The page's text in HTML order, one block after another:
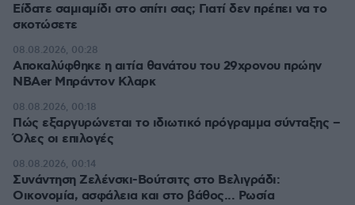
Είδατε σαμιαμίδι στο σπίτι σας; Γιατί δεν πρέπει να το
σκοτώσετε
Αποκαλύφθηκε η αιτία θανάτου του 29χρονου πρώην
NBAer Μπράντον Κλαρκ
08.08.2026, 00:28
Πώς εξαργυρώνεται το ιδιωτικό πρόγραμμα σύνταξης –
Όλες οι επιλογές
08.08.2026, 00:18
Συνάντηση Ζελένσκι-Βούτσιτς στο Βελιγράδι:
Οικονομία, ασφάλεια και στο βάθος... Ρωσία
08.08.2026, 00:14